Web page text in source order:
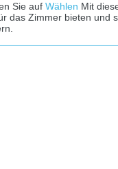
Sie aufWählen Mit
das Zimmer bieten und